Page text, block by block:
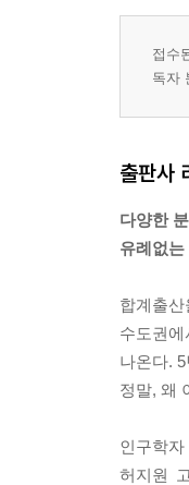
접수
독자
출판사
다양한
유례없는
합계출
수도권
나온다.
정말, 왜
인구학
허지원